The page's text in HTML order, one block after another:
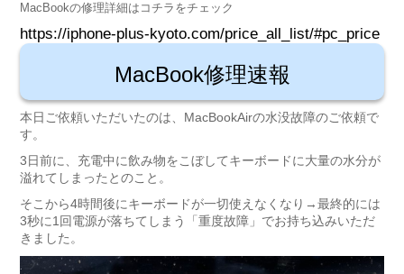
MacBookの修理詳細はコチラをチェック
https://iphone-plus-kyoto.com/price_all_list/#pc_price
MacBook修理速報
本日ご依頼いただいたのは、MacBookAirの水没故障のご依頼で
す。
3日前に、充電中に飲み物をこぼしてキーボードに大量の水分が
溢れてしまったとのこと。
そこから4時間後にキーボードが一切使えなくなり→最終的には
3秒に1回電源が落ちてしまう「重度故障」でお持ち込みいただ
きました。